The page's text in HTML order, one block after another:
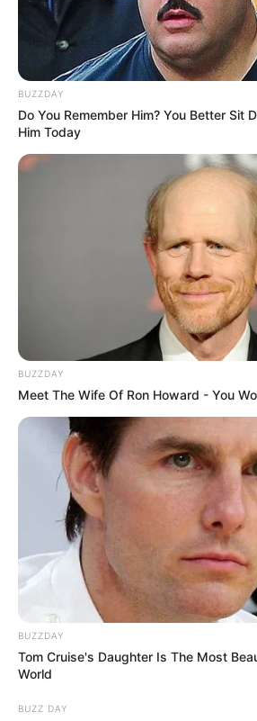
BUZZDAY
Do You Remember Him? You Better Sit
Him Today
BUZZDAY
Meet The Wife Of Ron Howard - You
BUZZDAY
Tom Cruise's Daughter Is The Most
World
BUZZ DAY